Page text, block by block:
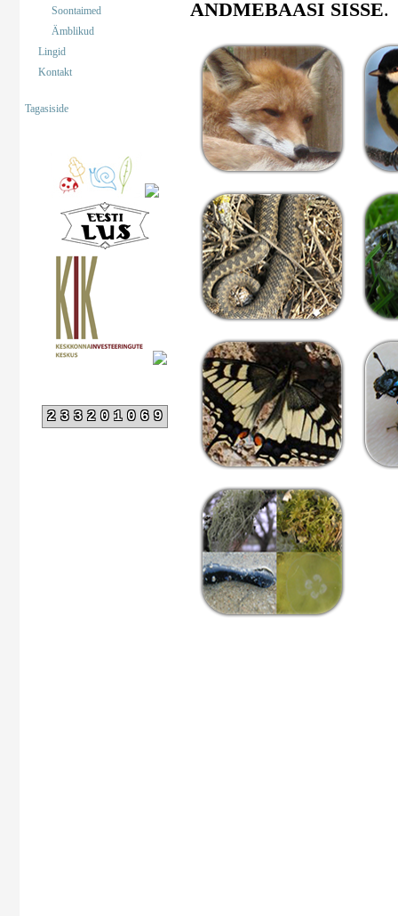
Soontaimed
Ämblikud
Lingid
Kontakt
Tagasiside
233201069
ANDMEBAASI SISSE.